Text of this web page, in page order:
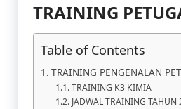
TRAINING
Table of Contents
TRAINING PENGENALAN
TRAINING K3 KIMIA
JADWAL TRAINING TAHUN